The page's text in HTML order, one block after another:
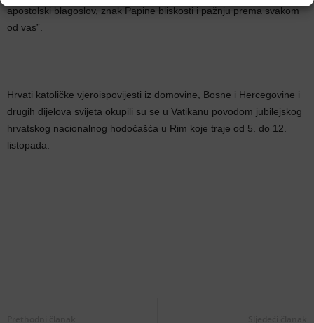
apostolski blagoslov, znak Papine bliskosti i pažnju prema svakom
od vas”.
Hrvati katoličke vjeroispovijesti iz domovine, Bosne i Hercegovine i
drugih dijelova svijeta okupili su se u Vatikanu povodom jubilejskog
hrvatskog nacionalnog hodočašća u Rim koje traje od 5. do 12.
listopada.